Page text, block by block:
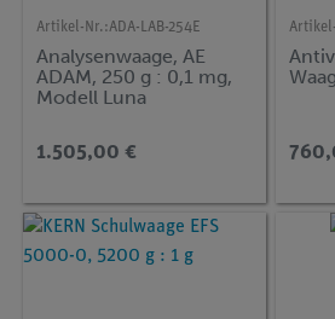
Artikel-Nr.:ADA-LAB-254E
Analysenwaage, AE
ADAM, 250 g : 0,1 mg,
Modell Luna
1.505,00 €